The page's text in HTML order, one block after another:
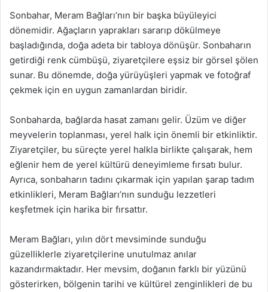
Sonbahar, Meram Bağları’nın bir başka büyüleyici
dönemidir. Ağaçların yaprakları sararıp dökülmeye
başladığında, doğa adeta bir tabloya dönüşür. Sonbaharın
getirdiği renk cümbüşü, ziyaretçilere eşsiz bir görsel şölen
sunar. Bu dönemde, doğa yürüyüşleri yapmak ve fotoğraf
çekmek için en uygun zamanlardan biridir.
Sonbaharda, bağlarda hasat zamanı gelir. Üzüm ve diğer
meyvelerin toplanması, yerel halk için önemli bir etkinliktir.
Ziyaretçiler, bu süreçte yerel halkla birlikte çalışarak, hem
eğlenir hem de yerel kültürü deneyimleme fırsatı bulur.
Ayrıca, sonbaharın tadını çıkarmak için yapılan şarap tadım
etkinlikleri, Meram Bağları’nın sunduğu lezzetleri
keşfetmek için harika bir fırsattır.
Meram Bağları, yılın dört mevsiminde sunduğu
güzelliklerle ziyaretçilerine unutulmaz anılar
kazandırmaktadır. Her mevsim, doğanın farklı bir yüzünü
gösterirken, bölgenin tarihi ve kültürel zenginlikleri de bu